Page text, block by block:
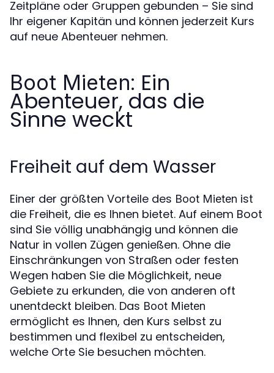
Zeitpläne oder Gruppen gebunden – Sie sind
Ihr eigener Kapitän und können jederzeit Kurs
auf neue Abenteuer nehmen.
Boot Mieten: Ein
Abenteuer, das die
Sinne weckt
Freiheit auf dem Wasser
Einer der größten Vorteile des Boot Mieten ist
die Freiheit, die es Ihnen bietet. Auf einem Boot
sind Sie völlig unabhängig und können die
Natur in vollen Zügen genießen. Ohne die
Einschränkungen von Straßen oder festen
Wegen haben Sie die Möglichkeit, neue
Gebiete zu erkunden, die von anderen oft
unentdeckt bleiben. Das Boot Mieten
ermöglicht es Ihnen, den Kurs selbst zu
bestimmen und flexibel zu entscheiden,
welche Orte Sie besuchen möchten.